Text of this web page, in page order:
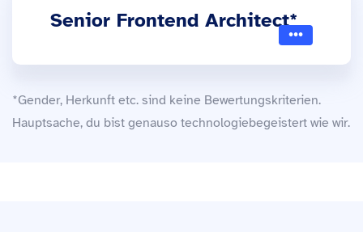
Senior Frontend Architect*
*Gender, Herkunft etc. sind keine Bewertungskriterien.
Hauptsache, du bist genauso technologiebegeistert wie wir.